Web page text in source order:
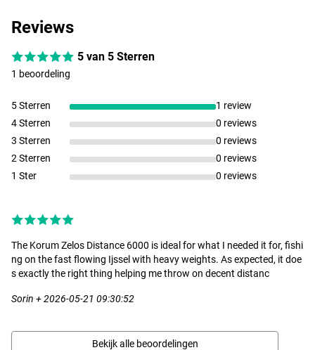
Reviews
5 van 5 Sterren
1 beoordeling
5 Sterren
1 review
4 Sterren
0 reviews
3 Sterren
0 reviews
2 Sterren
0 reviews
1 Ster
0 reviews
The Korum Zelos Distance 6000 is ideal for what I needed it for, fishi
ng on the fast flowing Ijssel with heavy weights. As expected, it doe
s exactly the right thing helping me throw on decent distanc
Sorin + 2026-05-21 09:30:52
Bekijk alle beoordelingen